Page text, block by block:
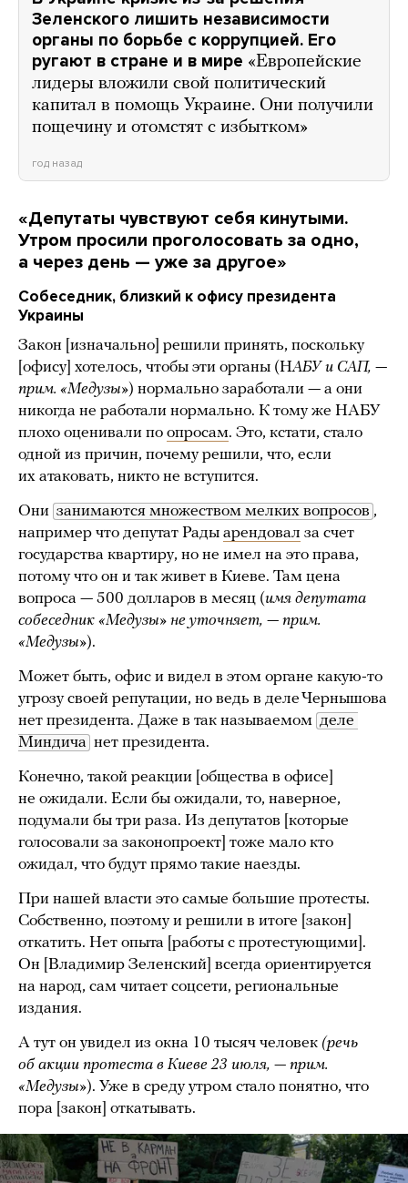
Зеленского лишить независимости
органы по борьбе с коррупцией. Его
ругают в стране и в мире «Европейские
лидеры вложили свой политический
капитал в помощь Украине. Они получили
пощечину и отомстят с избытком»
год назад
«Депутаты чувствуют себя кинутыми.
Утром просили проголосовать за одно,
а через день — уже за другое»
Собеседник, близкий к офису президента
Украины
Закон [изначально] решили принять, поскольку
[офису] хотелось, чтобы эти органы (НАБУ и САП, —
прим. «Медузы») нормально заработали — а они
никогда не работали нормально. К тому же НАБУ
плохо оценивали по опросам. Это, кстати, стало
одной из причин, почему решили, что, если
их атаковать, никто не вступится.
Они занимаются множеством мелких вопросов ,
например что депутат Рады арендовал за счет
государства квартиру, но не имел на это права,
потому что он и так живет в Киеве. Там цена
вопроса — 500 долларов в месяц (имя депутата
собеседник «Медузы» не уточняет, — прим.
«Медузы»).
Может быть, офис и видел в этом органе какую-то
угрозу своей репутации, но ведь в деле Чернышова
нет президента. Даже в так называемом деле
Миндича нет президента.
Конечно, такой реакции [общества в офисе]
не ожидали. Если бы ожидали, то, наверное,
подумали бы три раза. Из депутатов [которые
голосовали за законопроект] тоже мало кто
ожидал, что будут прямо такие наезды.
При нашей власти это самые большие протесты.
Собственно, поэтому и решили в итоге [закон]
откатить. Нет опыта [работы с протестующими].
Он [Владимир Зеленский] всегда ориентируется
на народ, сам читает соцсети, региональные
издания.
А тут он увидел из окна 10 тысяч человек (речь
об акции протеста в Киеве 23 июля, — прим.
«Медузы»). Уже в среду утром стало понятно, что
пора [закон] откатывать.